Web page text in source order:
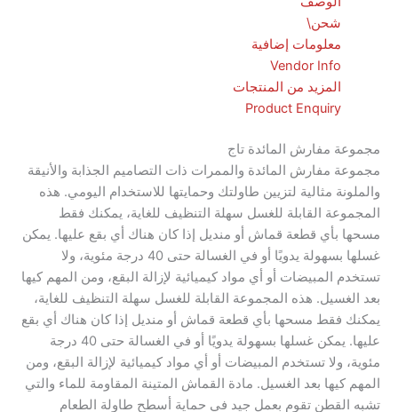
معلومات إضافية
Vendor Info
المزيد من المنتجات
Product Enquiry
مفارش المائدة تاج
مفارش المائدة والممرات ذات التصاميم الجذابة والأنيقة
مثالية لتزيين طاولتك وحمايتها للاستخدام اليومي. هذه
القابلة للغسل سهلة التنظيف للغاية، يمكنك فقط
قطعة قماش أو منديل إذا كان هناك أي بقع عليها. يمكن
غسلها بسهولة يدويًا أو في الغسالة حتى 40 درجة مئوية، ولا
أو أي مواد كيميائية لإزالة البقع، ومن المهم كيها
هذه المجموعة القابلة للغسل سهلة التنظيف للغاية،
مسحها بأي قطعة قماش أو منديل إذا كان هناك أي بقع
عليها. يمكن غسلها بسهولة يدويًا أو في الغسالة حتى 40 درجة
تستخدم المبيضات أو أي مواد كيميائية لإزالة البقع، ومن
بعد الغسيل. مادة القماش المتينة المقاومة للماء والتي
تقوم بعمل جيد في حماية أسطح طاولة الطعام